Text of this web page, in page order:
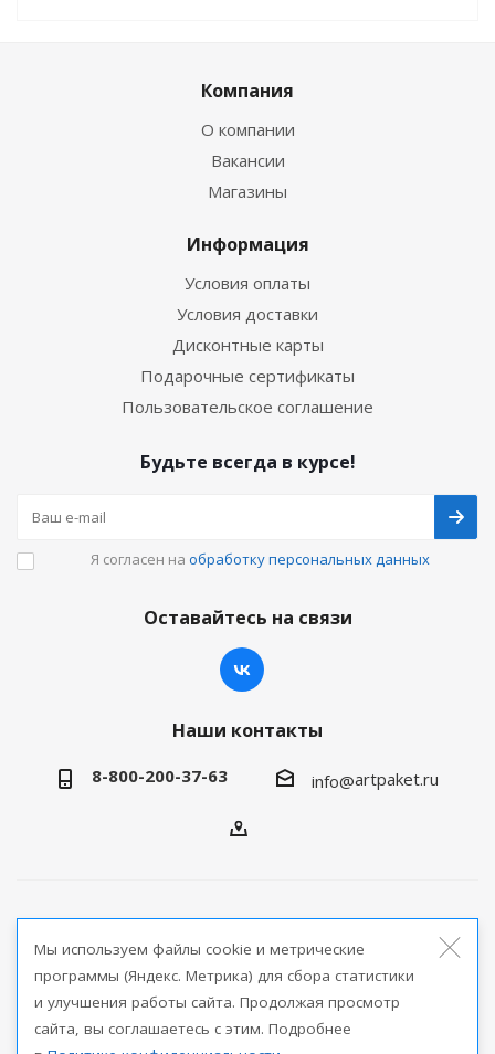
Компания
О компании
Вакансии
Магазины
Информация
Условия оплаты
Условия доставки
Дисконтные карты
Подарочные сертификаты
Пользовательское соглашение
Будьте всегда в курсе!
Я согласен на обработку персональных данных
Оставайтесь на связи
Наши контакты
8-800-200-37-63 info@artpaket.ru
продукции
Версия для печати
Мы используем файлы cookie и метрические
программы (Яндекс. Метрика) для сбора статистики
и улучшения работы сайта. Продолжая просмотр
сайта, вы соглашаетесь с этим. Подробнее